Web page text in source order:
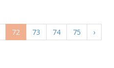
Поточна
сторінка
72 Page
73 Page
74 Page
75
›